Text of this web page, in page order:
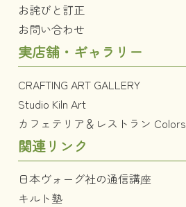
お詫びと訂正
お問い合わせ
実店舗・ギャラリー
CRAFTING ART GALLERY
Studio Kiln Art
カフェテリア＆レストラン Colors
関連リンク
日本ヴォーグ社の通信講座
キルト塾